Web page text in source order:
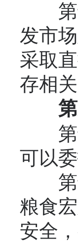
第十
发市
采取
存相
第
第十
可以
第十
粮食
安全